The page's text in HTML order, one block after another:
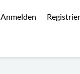
Anmelden